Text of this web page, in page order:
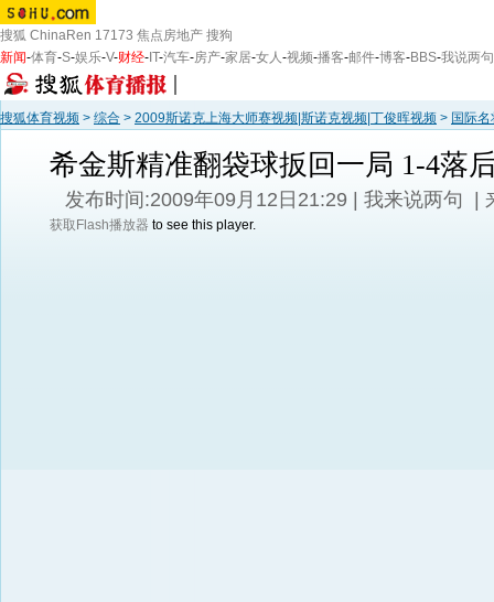
搜狐 ChinaRen 17173 焦点房地产 搜狗
新闻-体育-S-娱乐-V-财经- IT-汽车-房产-家居-女人-视频-播客-邮件-博客-BBS-我说两句
搜狐体育视频 > 综合 > 2009斯诺克上海大师赛视频|斯诺克视频|丁俊晖视频 > 国际名
希金斯精准翻袋球扳回一局 1-4落
发布时间:2009年09月12日21:29 | 我来说两句 |
获取Flash播放器 to see this player.